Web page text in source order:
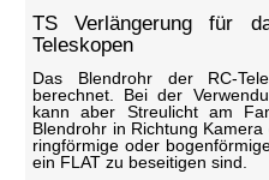
TS Verlängerung für
Teleskopen
Das Blendrohr der RC-
berechnet. Bei der
kann aber Streulicht am
Blendrohr in Richtung
ringförmige oder
ein FLAT zu beseitigen sind.